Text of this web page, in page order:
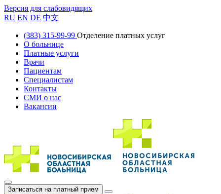
Версия для слабовидящих
RU EN DE 中文
(383) 315-99-99 Отделение платных услуг
О больнице
Платные услуги
Врачи
Пациентам
Специалистам
Контакты
СМИ о нас
Вакансии
Записаться на платный прием